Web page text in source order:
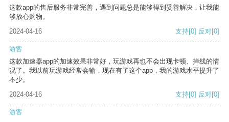
这款app的售后服务非常完善，遇到问题总是能够得到妥善解决，让我能
够放心购物。
2024-04-16
支持[0] 反对[0]
游客
这款加速器app的加速效果非常好，玩游戏再也不会出现卡顿、掉线的情
况了。我以前玩游戏经常会输，现在有了这个app，我的游戏水平提升了
不少。
2024-04-16
支持[0] 反对[0]
游客